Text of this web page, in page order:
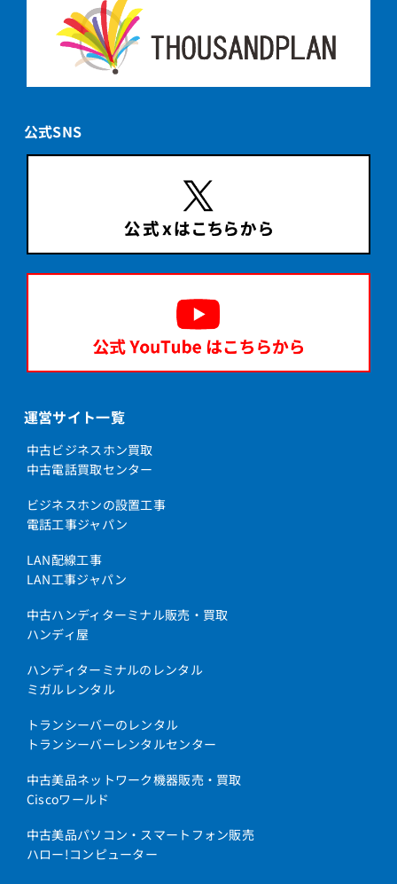
公式SNS
運営サイト一覧
中古ビジネスホン買取
中古電話買取センター
ビジネスホンの設置工事
電話工事ジャパン
LAN配線工事
LAN工事ジャパン
中古ハンディターミナル販売・買取
ハンディ屋
ハンディターミナルのレンタル
ミガルレンタル
トランシーバーのレンタル
トランシーバーレンタルセンター
中古美品ネットワーク機器販売・買取
Ciscoワールド
中古美品パソコン・スマートフォン販売
ハロー!コンピューター